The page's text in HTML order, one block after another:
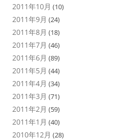
2011年10月 (10)
2011年9月 (24)
2011年8月 (18)
2011年7月 (46)
2011年6月 (89)
2011年5月 (44)
2011年4月 (34)
2011年3月 (71)
2011年2月 (59)
2011年1月 (40)
2010年12月 (28)